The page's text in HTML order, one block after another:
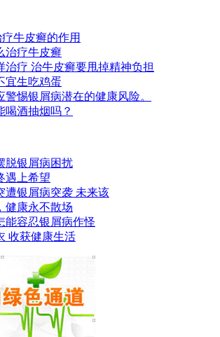
牛皮癣的作用
治疗牛皮癣
治疗 治牛皮癣要甩掉精神负担
宜生吃鸡蛋
警惕银屑病潜在的健康风险。
喝酒抽烟吗？
脱银屑病困扰
遇上希望
遭银屑病突袭 未来该
健康永不散场
能容忍银屑病作怪
收获健康生活